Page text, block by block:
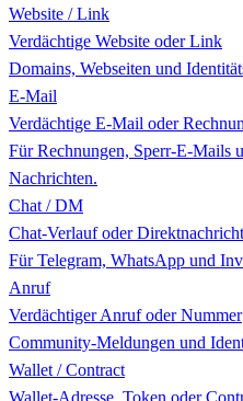
Website / Link
Verdächtige Website oder Link
Domains, Webseiten und
E-Mail
Verdächtige E-Mail oder
Für Rechnungen, Sperr-E-Mails
Nachrichten.
Chat / DM
Chat-Verlauf oder Direktnachricht
Für Telegram, WhatsApp und
Anruf
Verdächtiger Anruf oder Nummer
Community-Meldungen und
Wallet / Contract